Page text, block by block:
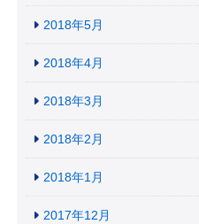
2018年5月
2018年4月
2018年3月
2018年2月
2018年1月
2017年12月